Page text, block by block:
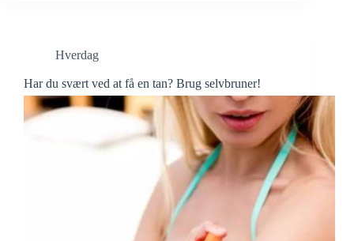
Hverdag
Har du svært ved at få en tan? Brug selvbruner!